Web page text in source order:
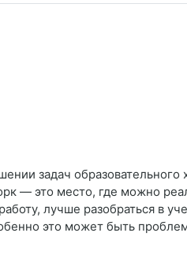
задач
— это место, где можно
лучше разобраться в
это может быть